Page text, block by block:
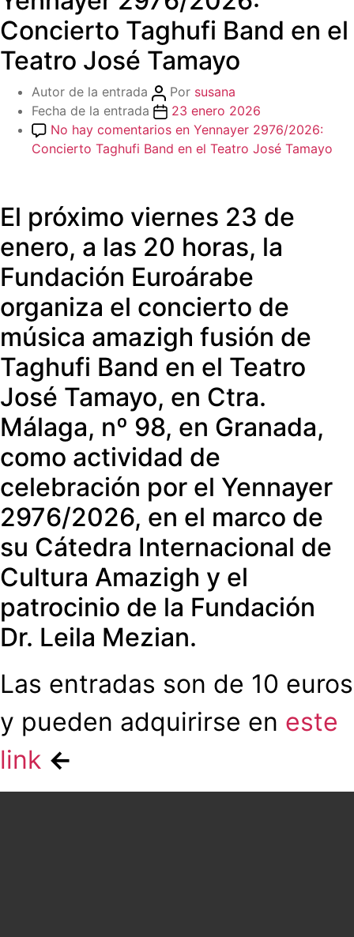
Concierto Taghufi Band en el
Teatro José Tamayo
Autor de la entrada Por susana
Fecha de la entrada
23 enero 2026
No hay comentarios en Yennayer 2976/2026:
Concierto Taghufi Band en el Teatro José Tamayo
El próximo viernes 23 de
enero, a las 20 horas, la
Fundación Euroárabe
organiza el concierto de
música amazigh fusión de
Taghufi Band en el Teatro
José Tamayo, en Ctra.
Málaga, nº 98, en Granada,
como actividad de
celebración por el Yennayer
2976/2026, en el marco de
su Cátedra Internacional de
Cultura Amazigh y el
patrocinio de la Fundación
Dr. Leila Mezian.
Las entradas son de 10 euros
y pueden adquirirse en este
link ←